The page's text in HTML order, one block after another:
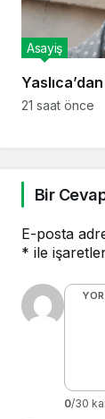
Asayiş
21 saat önce
Bir
E-posta
* ile
0/30